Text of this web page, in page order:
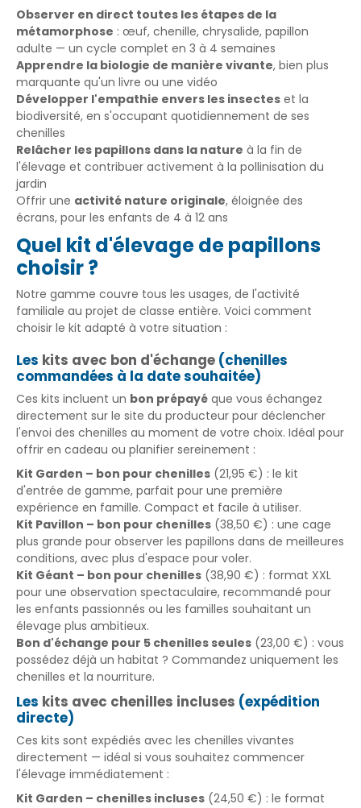
Observer en direct toutes les étapes de la
métamorphose : œuf, chenille, chrysalide, papillon
adulte — un cycle complet en 3 à 4 semaines
Apprendre la biologie de manière vivante, bien plus
marquante qu'un livre ou une vidéo
Développer l'empathie envers les insectes et la
biodiversité, en s'occupant quotidiennement de ses
chenilles
Relâcher les papillons dans la nature à la fin de
l'élevage et contribuer activement à la pollinisation du
jardin
Offrir une activité nature originale, éloignée des
écrans, pour les enfants de 4 à 12 ans
Quel kit d'élevage de papillons
choisir ?
Notre gamme couvre tous les usages, de l'activité
familiale au projet de classe entière. Voici comment
choisir le kit adapté à votre situation :
Les kits avec bon d'échange (chenilles
commandées à la date souhaitée)
Ces kits incluent un bon prépayé que vous échangez
directement sur le site du producteur pour déclencher
l'envoi des chenilles au moment de votre choix. Idéal pour
offrir en cadeau ou planifier sereinement :
Kit Garden – bon pour chenilles (21,95 €) : le kit
d'entrée de gamme, parfait pour une première
expérience en famille. Compact et facile à utiliser.
Kit Pavillon – bon pour chenilles (38,50 €) : une cage
plus grande pour observer les papillons dans de meilleures
conditions, avec plus d'espace pour voler.
Kit Géant – bon pour chenilles (38,90 €) : format XXL
pour une observation spectaculaire, recommandé pour
les enfants passionnés ou les familles souhaitant un
élevage plus ambitieux.
Bon d'échange pour 5 chenilles seules (23,00 €) : vous
possédez déjà un habitat ? Commandez uniquement les
chenilles et la nourriture.
Les kits avec chenilles incluses (expédition
directe)
Ces kits sont expédiés avec les chenilles vivantes
directement — idéal si vous souhaitez commencer
l'élevage immédiatement :
Kit Garden – chenilles incluses (24,50 €) : le format